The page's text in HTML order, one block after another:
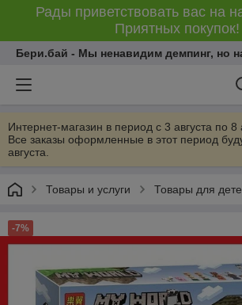
Рады приветствовать вас на
Приятных покупок!
Бери.бай - Мы ненавидим демпинг, но
Интернет-магазин в период с 3 августа по 8
Все заказы оформленные в этот период
августа.
Товары и услуги Товары для
-7%